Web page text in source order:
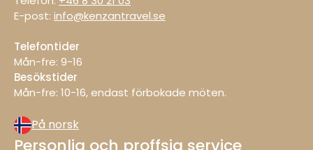
E-post: info@kenzantravel.se
Telefontider
Mån-fre: 9−16
Besökstider
Mån−fre: 10−16, endast förbokade möten.
På norsk
Personlig och proffsig service